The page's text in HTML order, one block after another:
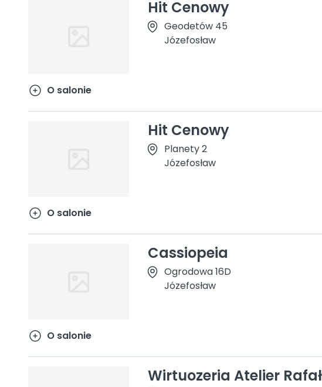
Hit Cenowy
Geodetów 45
Józefosław
O salonie
Hit Cenowy
Planety 2
Józefosław
O salonie
Cassiopeia
Ogrodowa 16D
Józefosław
O salonie
Wirtuozeria Atelier